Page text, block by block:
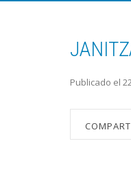
Publicado el